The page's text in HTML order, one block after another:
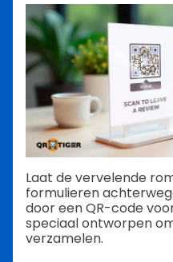
Laat de vervelende
formulieren
door een QR-code
speciaal ontworpen
verzamelen.